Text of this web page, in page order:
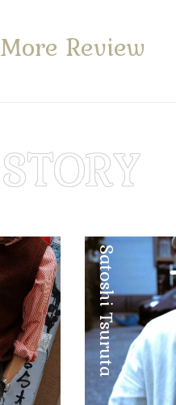
More Review
Satoshi Tsuruta